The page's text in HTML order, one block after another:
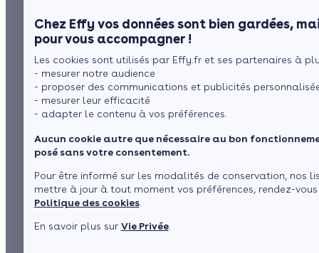
Chez Effy vos données sont bien gardées,
pour vous accompagner !
Les cookies sont utilisés par Effy.fr et ses partenaires à
- mesurer notre audience
- proposer des communications et publicités
- mesurer leur efficacité
- adapter le contenu à vos préférences.
Aucun cookie autre que nécessaire au bon
posé sans votre consentement.
Pour être informé sur les modalités de conservation, nos
mettre à jour à tout moment vos préférences, rendez-
Politique des cookies.
En savoir plus sur Vie Privée.
Ma Prime Rénov'
Le chèque énergie
La TVA réduite
L'éco-prêt à taux zéro
Trouver mes aides
Sol
Fenêtres
L'isolation des
combles par flocage :
une technique
efficace, abordable et
rapide à réaliser
par L’équipe de rédaction 4 min de lecture
Sommaire